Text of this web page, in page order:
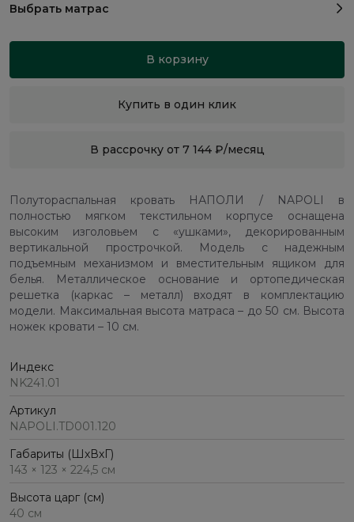
Выбрать матрас
В корзину
Купить в один клик
В рассрочку от 7 144 ₽/месяц
Полутораспальная кровать НАПОЛИ / NAPOLI в
полностью мягком текстильном корпусе оснащена
высоким изголовьем с «ушками», декорированным
вертикальной прострочкой. Модель с надежным
подъемным механизмом и вместительным ящиком для
белья. Металлическое основание и ортопедическая
решетка (каркас – металл) входят в комплектацию
модели. Максимальная высота матраса – до 50 см. Высота
ножек кровати – 10 см.
Индекс
NK241.01
Артикул
NAPOLI.TD001.120
Габариты (ШхВхГ)
143 × 123 × 224,5 см
Высота царг (см)
40 см